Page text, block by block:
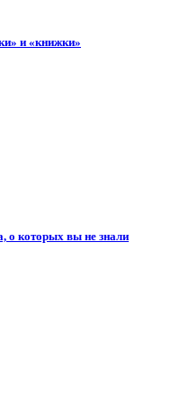
и «книжки»
о которых вы не знали